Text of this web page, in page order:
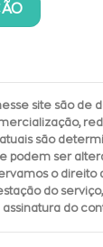
site são de
são
podem ser
o direito
do
assinatura do